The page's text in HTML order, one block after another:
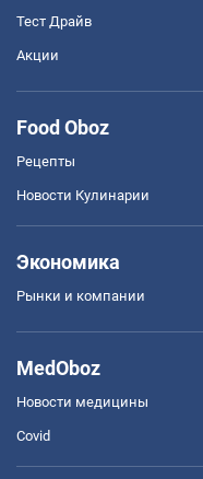
Тест Драйв
Акции
Food Oboz
Рецепты
Новости Кулинарии
Экономика
Рынки и компании
MedOboz
Новости медицины
Covid